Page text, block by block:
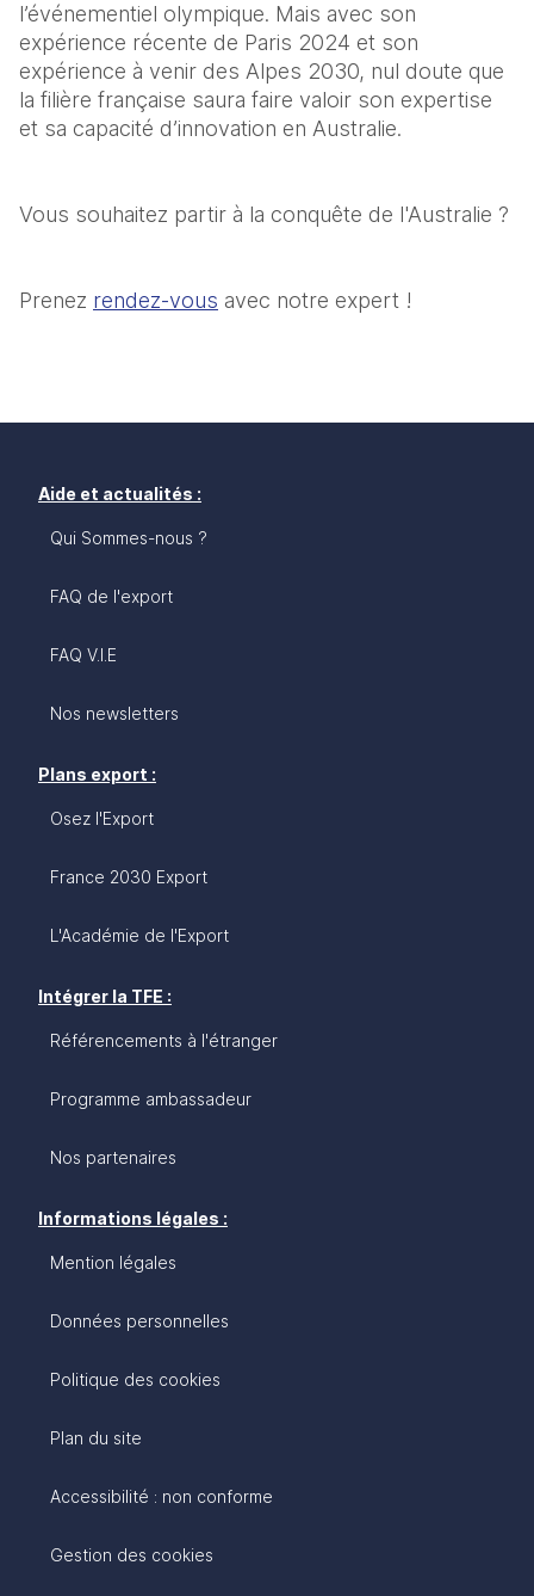
l’événementiel olympique. Mais avec son
expérience récente de Paris 2024 et son
expérience à venir des Alpes 2030, nul doute que
la filière française saura faire valoir son expertise
et sa capacité d’innovation en Australie.
Vous souhaitez partir à la conquête de l'Australie ?
Prenez rendez-vous avec notre expert !
Aide et actualités :
Qui Sommes-nous ?
FAQ de l'export
FAQ V.I.E
Nos newsletters
Plans export :
Osez l'Export
France 2030 Export
L'Académie de l'Export
Intégrer la TFE :
Référencements à l'étranger
Programme ambassadeur
Nos partenaires
Informations légales :
Mention légales
Données personnelles
Politique des cookies
Plan du site
Accessibilité : non conforme
Gestion des cookies